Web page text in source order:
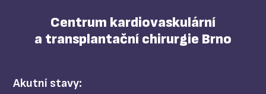
Centrum kardiovaskulární
a transplantační chirurgie Brno
Akutní stavy: